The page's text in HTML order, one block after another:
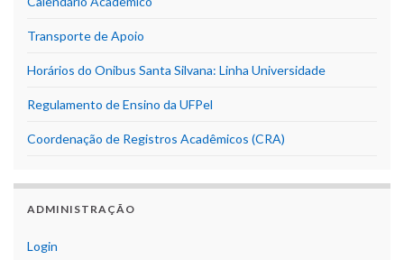
Transporte de Apoio
Horários do Onibus Santa Silvana: Linha Universidade
Regulamento de Ensino da UFPel
Coordenação de Registros Acadêmicos (CRA)
ADMINISTRAÇÃO
Login